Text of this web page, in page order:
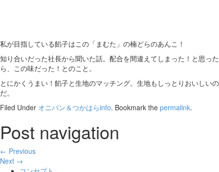
私が目指している餡子はこの「まむた」の楠どらのあんこ！
知り合いだった社長から聞いた話。配合を間違えてしまった！と思った
ら、この味だった！とのこと。
とにかくうまい！餡子と生地のマッチング。生地もしっとりおいしいの
だ。
Filed Under オニパン＆つかはらinfo. Bookmark the permalink.
Post navigation
← Previous
Next →